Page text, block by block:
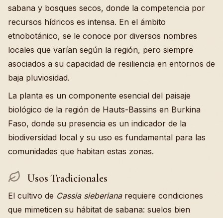
sabana y bosques secos, donde la competencia por
recursos hídricos es intensa. En el ámbito
etnobotánico, se le conoce por diversos nombres
locales que varían según la región, pero siempre
asociados a su capacidad de resiliencia en entornos de
baja pluviosidad.
La planta es un componente esencial del paisaje
biológico de la región de Hauts-Bassins en Burkina
Faso, donde su presencia es un indicador de la
biodiversidad local y su uso es fundamental para las
comunidades que habitan estas zonas.
Usos Tradicionales
El cultivo de Cassia sieberianarequiere condiciones
que mimeticen su hábitat de sabana: suelos bien